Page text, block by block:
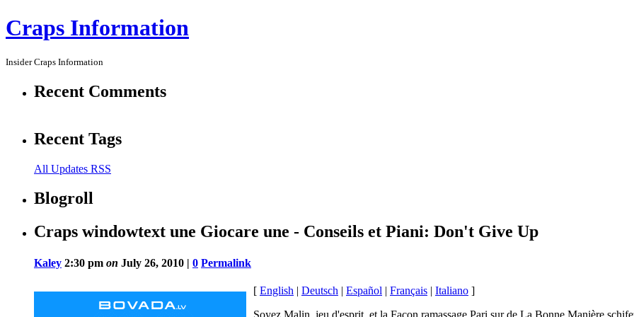
Craps Information
Insider Craps Information
Recent Comments
Recent Tags
All Updates RSS
Blogroll
Craps windowtext une Giocare une - Conseils et Piani: Don't Give Up
Kaley 2:30 pm on July 26, 2010 | 0 Permalink
[ English | Deutsch | Español | Français | Italiano ]
Soyez Malin, jeu d'esprit, et la Façon ramassage Pari sur de La Bonne Manière